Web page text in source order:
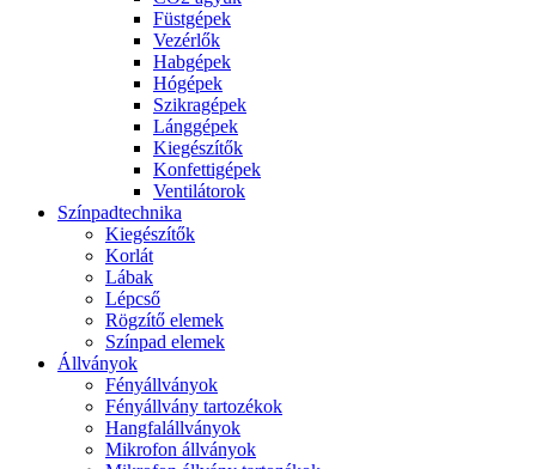
Füstgépek
Vezérlők
Habgépek
Hógépek
Szikragépek
Lánggépek
Kiegészítők
Konfettigépek
Ventilátorok
Színpadtechnika
Kiegészítők
Korlát
Lábak
Lépcső
Rögzítő elemek
Színpad elemek
Állványok
Fényállványok
Fényállvány tartozékok
Hangfalállványok
Mikrofon állványok